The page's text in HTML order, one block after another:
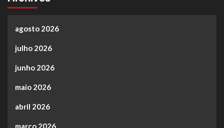
agosto 2026
julho 2026
junho 2026
maio 2026
abril 2026
março 2026